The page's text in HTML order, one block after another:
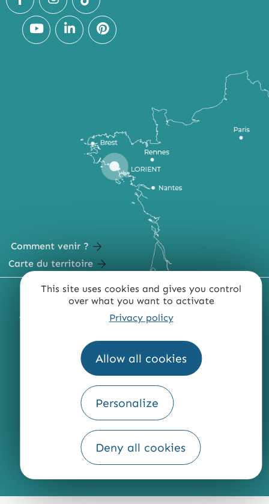
This site uses cookies and gives you control
over what you want to activate
Privacy policy
Allow all cookies
Personalize
Deny all cookies
Comment venir ?
Carte du territoire
MENTIONS LÉGALES PLAN DU SITE
ACCESSIBILITÉ : NON CONFORME
Fourni par
Traduction